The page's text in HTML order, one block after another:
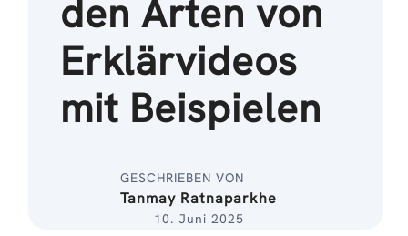
den Arten von
Erklärvideos
mit Beispielen
GESCHRIEBEN VON
Tanmay Ratnaparkhe
10. Juni 2025